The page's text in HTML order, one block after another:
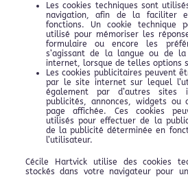
Les cookies techniques sont
navigation, afin de la faciliter
fonctions. Un cookie technique
utilisé pour mémoriser les
formulaire ou encore les
s’agissant de la langue ou de la
internet, lorsque de telles options
Les cookies publicitaires peuvent
par le site internet sur lequel
également par d’autres sites
publicités, annonces, widgets
page affichée. Ces cookies
utilisés pour effectuer de la
de la publicité déterminée en
l’utilisateur.
Cécile Hartvick utilise des cookies
stockés dans votre navigateur pour